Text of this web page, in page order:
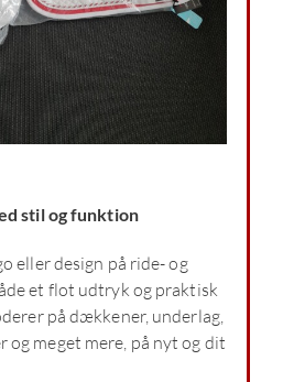
stil og funktion
eller design på ride- og
et flot udtryk og praktisk
på dækkener, underlag,
meget mere, på nyt og dit